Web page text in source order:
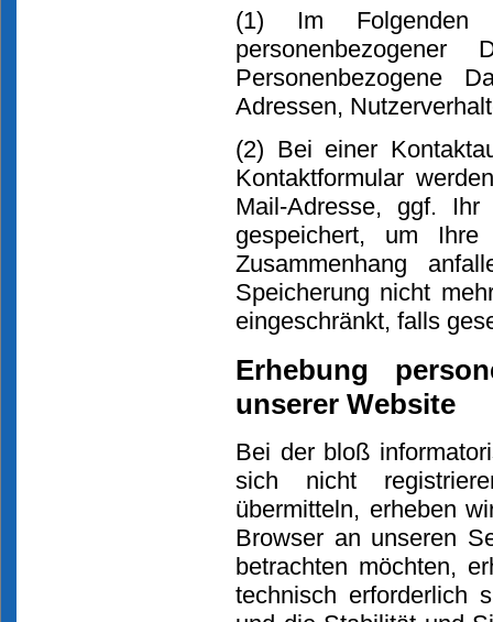
(1) Im Folgenden
Personenbezogene
Adressen,
(2) Bei einer
Kontaktformular
Mail-Adresse, ggf.
gespeichert, um
Zusammenhang
Speicherung nicht
eingeschränkt, falls
Erhebung
unserer Website
Bei der bloß
sich nicht
übermitteln, erheben
Browser an unseren
betrachten möchten,
technisch erforderlich